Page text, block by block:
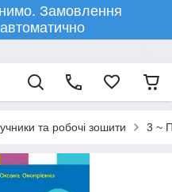
Замовлення
та робочі зошити 3 ~